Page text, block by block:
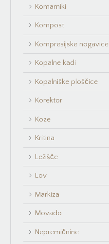
Komarniki
Kompost
Kompresijske nogavice
Kopalne kadi
Kopalniške ploščice
Korektor
Koze
Kritina
Ležišče
Lov
Markiza
Movado
Nepremičnine